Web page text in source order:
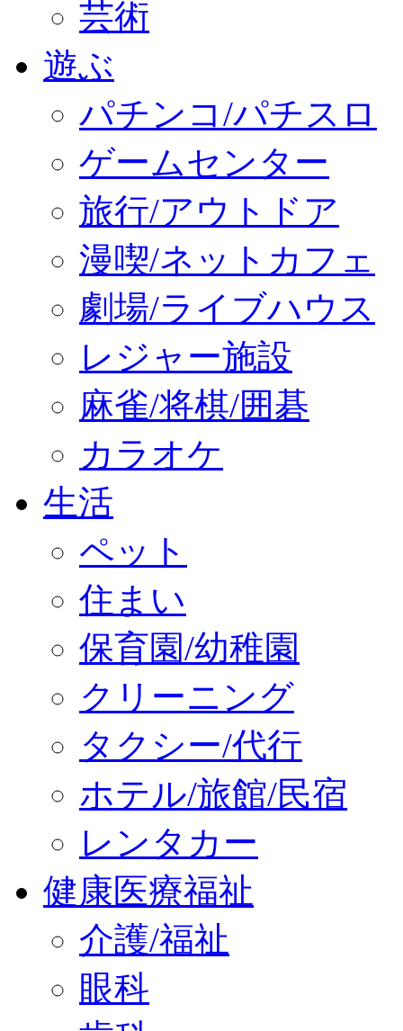
芸術
遊ぶ
パチンコ/パチスロ
ゲームセンター
旅行/アウトドア
漫喫/ネットカフェ
劇場/ライブハウス
レジャー施設
麻雀/将棋/囲碁
カラオケ
生活
ペット
住まい
保育園/幼稚園
クリーニング
タクシー/代行
ホテル/旅館/民宿
レンタカー
健康医療福祉
介護/福祉
眼科